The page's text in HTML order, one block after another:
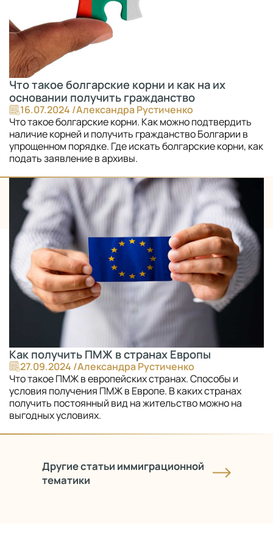
Что такое болгарские корни и как на их
основании получить гражданство
16.07.2024 /Александра Рустиченко
Что такое болгарские корни. Как можно подтвердить
наличие корней и получить гражданство Болгарии в
упрощенном порядке. Где искать болгарские корни, как
подать заявление в архивы.
Как получить ПМЖ в странах Европы
27.09.2024 /Александра Рустиченко
Что такое ПМЖ в европейских странах. Способы и
условия получения ПМЖ в Европе. В каких странах
получить постоянный вид на жительство можно на
выгодных условиях.
Другие статьи иммиграционной
тематики